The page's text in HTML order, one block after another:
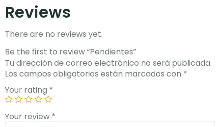
Reviews
There are no reviews yet.
Be the first to review “Pendientes”
Tu dirección de correo electrónico no será publicada.
Los campos obligatorios están marcados con *
Your rating *
Your review *